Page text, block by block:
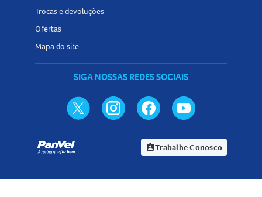
Trocas e devoluções
Ofertas
Mapa do site
SIGA NOSSAS REDES SOCIAIS
assignment_indTrabalhe Conosco